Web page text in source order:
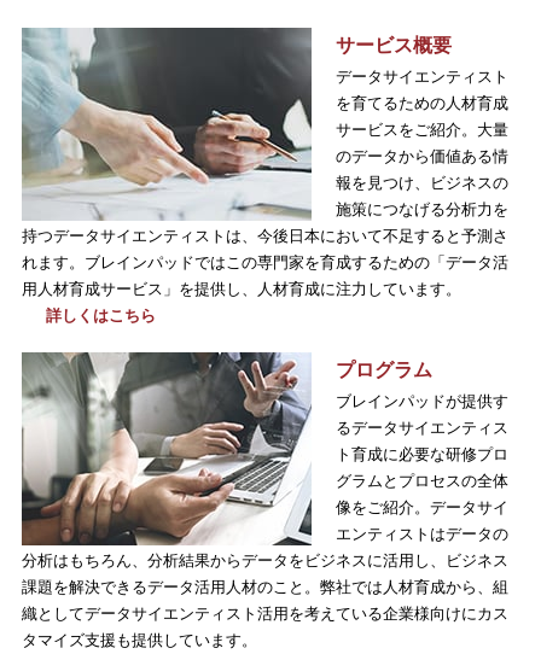
サービス概要
データサイエンティスト
を育てるための人材育成
サービスをご紹介。大量
のデータから価値ある情
報を見つけ、ビジネスの
施策につなげる分析力を
持つデータサイエンティストは、今後日本において不足すると予測さ
れます。ブレインパッドではこの専門家を育成するための「データ活
用人材育成サービス」を提供し、人材育成に注力しています。
詳しくはこちら
プログラム
ブレインパッドが提供す
るデータサイエンティス
ト育成に必要な研修プロ
グラムとプロセスの全体
像をご紹介。データサイ
エンティストはデータの
分析はもちろん、分析結果からデータをビジネスに活用し、ビジネス
課題を解決できるデータ活用人材のこと。弊社では人材育成から、組
織としてデータサイエンティスト活用を考えている企業様向けにカス
タマイズ支援も提供しています。